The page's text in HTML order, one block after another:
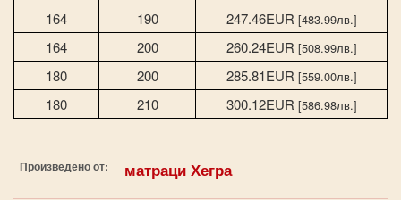
164 190 247.46EUR [483.99лв.]
164 200 260.24EUR [508.99лв.]
180 200 285.81EUR [559.00лв.]
180 210 300.12EUR [586.98лв.]
Произведено от: матраци Хегра